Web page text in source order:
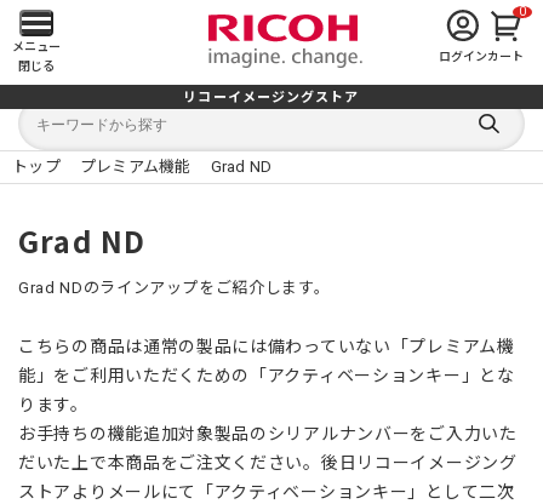
メ
イ
ン
メ
ニ
ュ
ー
を
開
く
メニュー
閉じる
ログイン
0
カート
リコーイメージングストア
キ
ワ
ー
キ
検
索
る
トップ プレミアム機能 Grad ND
Grad ND
Grad NDのラインアップをご紹介します。
こちらの商品は通常の製品には備わっていない「プレミアム機
能」をご利用いただくための「アクティベーションキー」とな
ります。
お手持ちの機能追加対象製品のシリアルナンバーをご入力いた
だいた上で本商品をご注文ください。後日リコーイメージング
ストアよりメールにて「アクティベーションキー」として二次